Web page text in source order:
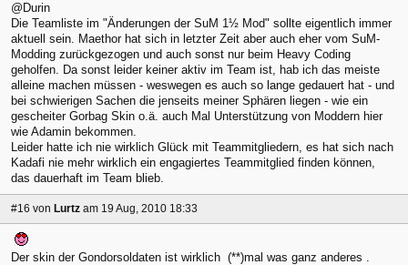
@Durin
Die Teamliste im "Änderungen der SuM 1½ Mod" sollte eigentlich immer
aktuell sein. Maethor hat sich in letzter Zeit aber auch eher vom SuM-
Modding zurückgezogen und auch sonst nur beim Heavy Coding
geholfen. Da sonst leider keiner aktiv im Team ist, hab ich das meiste
alleine machen müssen - weswegen es auch so lange gedauert hat - und
bei schwierigen Sachen die jenseits meiner Sphären liegen - wie ein
gescheiter Gorbag Skin o.ä. auch Mal Unterstützung von Moddern hier
wie Adamin bekommen.
Leider hatte ich nie wirklich Glück mit Teammitgliedern, es hat sich nach
Kadafi nie mehr wirklich ein engagiertes Teammitglied finden können,
das dauerhaft im Team blieb.
#16 von Lurtz am 19 Aug, 2010 18:33
Der skin der Gondorsoldaten ist wirklich (**)mal was ganz anderes .